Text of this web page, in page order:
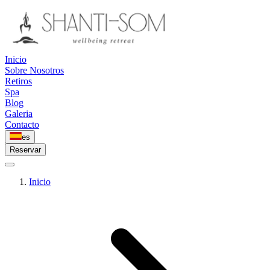
Inicio
Sobre Nosotros
Retiros
Spa
Blog
Galeria
Contacto
es
Reservar
Inicio